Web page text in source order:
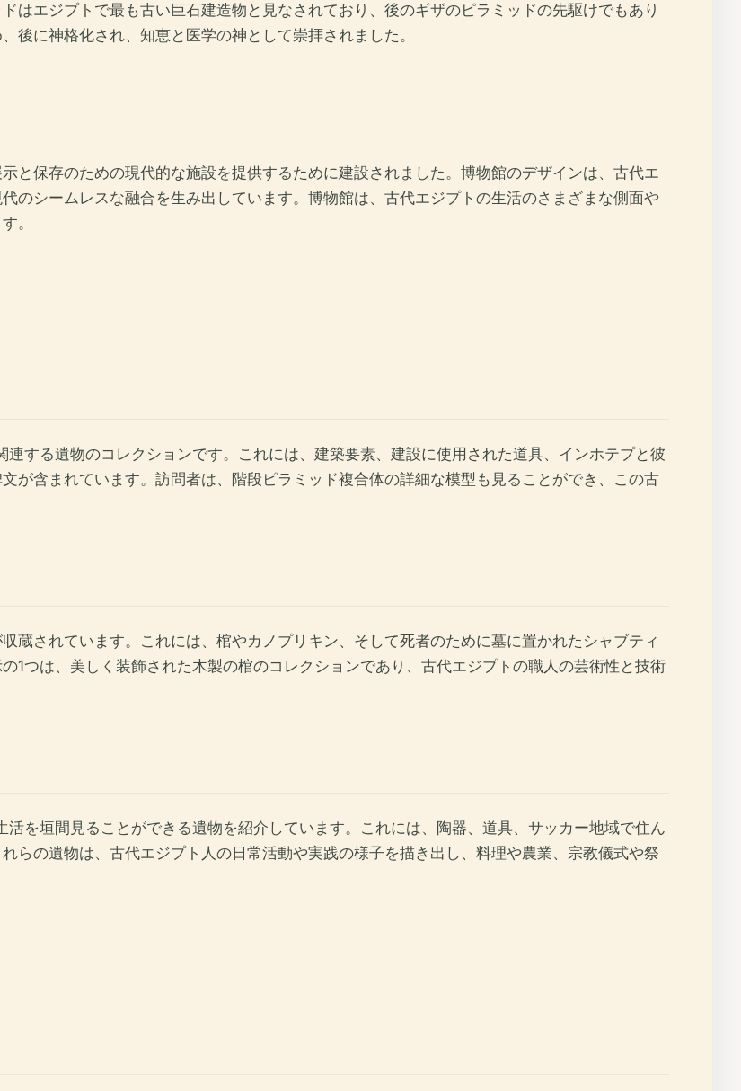
はエジプトで最も古い巨石建造物と見なされており、後のギザのピラミッドの先駆けでもあり
後に神格化され、知恵と医学の神として崇拝されました。
と保存のための現代的な施設を提供するために建設されました。博物館のデザインは、古代エ
のシームレスな融合を生み出しています。博物館は、古代エジプトの生活のさまざまな側面や
。
する遺物のコレクションです。これには、建築要素、建設に使用された道具、インホテプと彼
が含まれています。訪問者は、階段ピラミッド複合体の詳細な模型も見ることができ、この古
蔵されています。これには、棺やカノプリキン、そして死者のために墓に置かれたシャブティ
1つは、美しく装飾された木製の棺のコレクションであり、古代エジプトの職人の芸術性と技術
を垣間見ることができる遺物を紹介しています。これには、陶器、道具、サッカー地域で住ん
らの遺物は、古代エジプト人の日常活動や実践の様子を描き出し、料理や農業、宗教儀式や祭